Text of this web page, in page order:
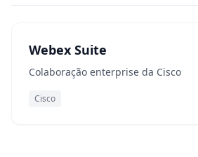
Webex Suite
Colaboração enterprise da Cisco
Cisco